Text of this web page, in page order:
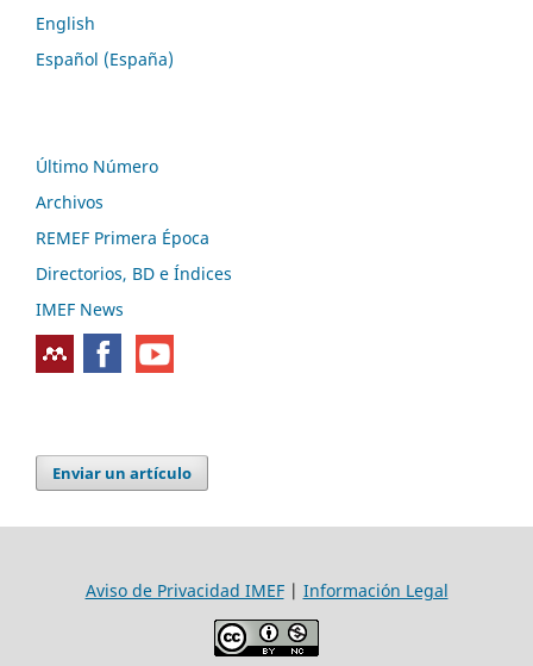
English
Español (España)
Último Número
Archivos
REMEF Primera Época
Directorios, BD e Índices
IMEF News
Enviar un artículo
Aviso de Privacidad IMEF| Información Legal